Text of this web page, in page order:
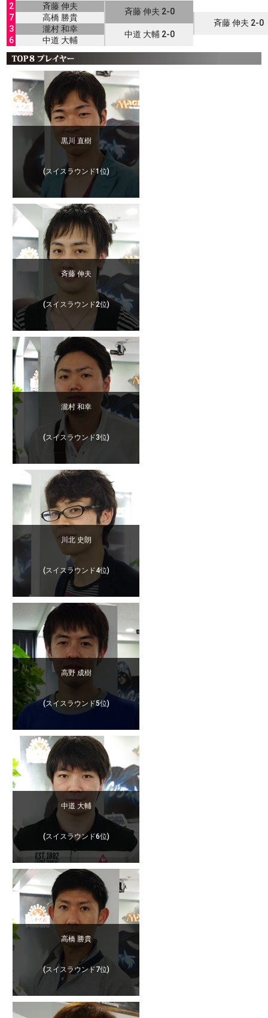
2
斉藤 伸夫
斉藤 伸夫 2-0
7 高橋 勝貴
斉藤 伸夫 2-0
3 瀧村 和幸
中道 大輔 2-0
6 中道 大輔
黒川 直樹
(スイスラウンド1位)
斉藤 伸夫
(スイスラウンド2位)
瀧村 和幸
(スイスラウンド3位)
川北 史朗
(スイスラウンド4位)
高野 成樹
(スイスラウンド5位)
中道 大輔
(スイスラウンド6位)
高橋 勝貴
(スイスラウンド7位)